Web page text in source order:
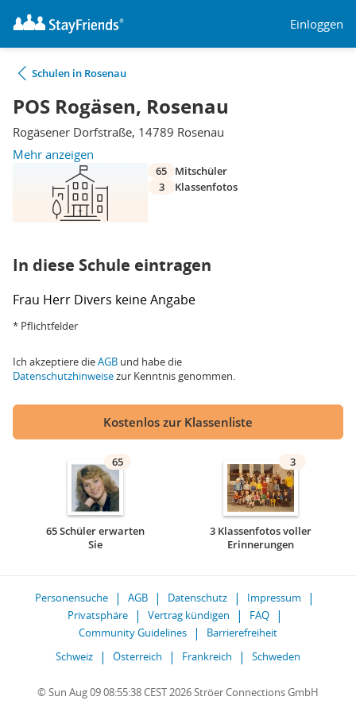
Einloggen
Schulen in Rosenau
POS Rogäsen, Rosenau
Rogäsener Dorfstraße, 14789 Rosenau
Mehr anzeigen
65
Mitschüler
3
Klassenfotos
In diese Schule eintragen
Frau Herr Divers keine Angabe
* Pflichtfelder
Ich akzeptiere dieAGB und habe die
Datenschutzhinweisezur Kenntnis genommen.
Kostenlos zur Klassenliste
65
65 Schüler erwarten
Sie
3
3 Klassenfotos voller
Erinnerungen
Personensuche AGB Datenschutz
Impressum
Privatsphäre
Vertrag kündigen
FAQ
Community Guidelines
Barrierefreiheit
Schweiz
Österreich Frankreich Schweden
© Sun Aug 09 08:55:38 CEST 2026 Ströer Connections GmbH